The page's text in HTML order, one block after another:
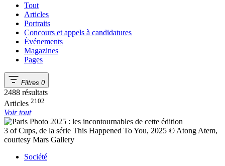
Tout
Articles
Portraits
Concours et appels à candidatures
Événements
Magazines
Pages
Filtres 0
2488 résultats
Articles 2102
Voir tout
3 of Cups, de la série This Happened To You, 2025 © Atong Atem,
courtesy Mars Gallery
Société